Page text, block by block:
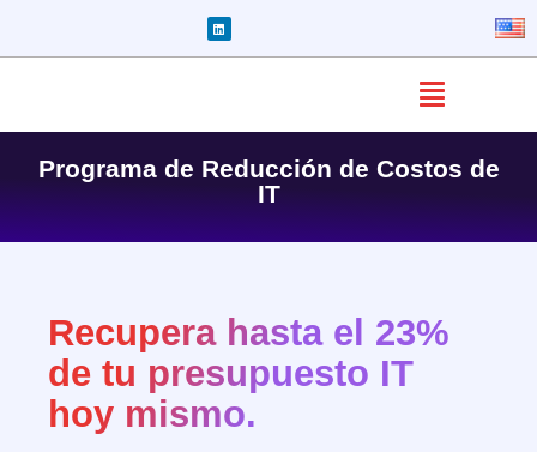
Programa de Reducción de Costos de
IT
Recupera hasta el 23%
de tu presupuesto IT
hoy mismo.